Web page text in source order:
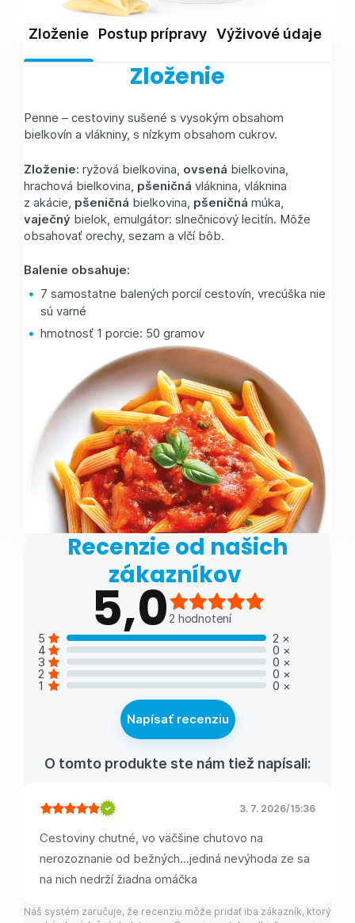
Zloženie Postup prípravy Výživové údaje
Zloženie
Penne – cestoviny sušené s vysokým obsahom
bielkovín a vlákniny, s nízkym obsahom cukrov.
Zloženie: ryžová bielkovina, ovsená bielkovina,
hrachová bielkovina, pšeničná vláknina, vláknina
z akácie, pšeničná bielkovina, pšeničná múka,
vaječný bielok, emulgátor: slnečnicový lecitín. Môže
obsahovať orechy, sezam a vlčí bôb.
Balenie obsahuje:
7 samostatne balených porcií cestovín, vrecúška nie
sú varné
hmotnosť 1 porcie: 50 gramov
Recenzie od našich
zákazníkov
5,02 hodnotení
5
2 ×
4 0 ×
3 0 ×
2 0 ×
1 0 ×
Napísať recenziu
O tomto produkte ste nám tiež napísali:
3. 7. 2026/15:36
Cestoviny chutné, vo väčšine chutovo na
nerozoznanie od bežných...jediná nevýhoda ze sa
na nich nedrží žiadna omáčka
Náš systém zaručuje, že recenziu môže pridať iba zákazník, ktorý